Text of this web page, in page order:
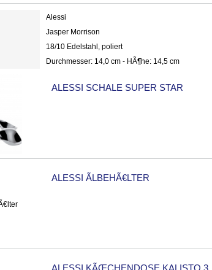
Alessi
Jasper Morrison
18/10 Edelstahl, poliert
Durchmesser: 14,0 cm - HÃ¶he: 14,5 cm
ALESSI SCHALE SUPER STAR
ALESSI ÃLBEHÃ€LTER
ALESSI KÃŒCHENDOSE KALISTO 3